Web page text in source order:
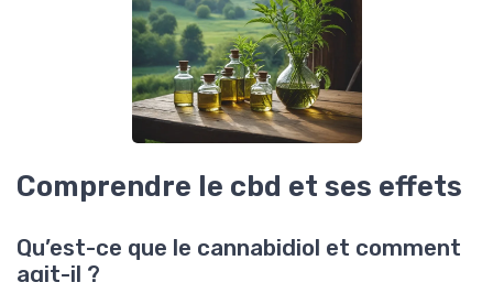
Comprendre le cbd et ses effets
Qu’est-ce que le cannabidiol et comment
agit-il ?